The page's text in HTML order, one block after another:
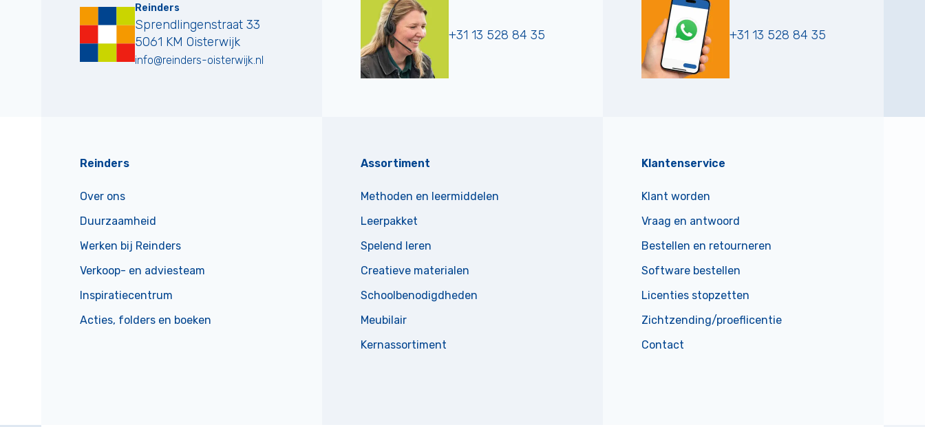
Reinders
Sprendlingenstraat 33
5061 KM Oisterwijk
info@reinders-oisterwijk.nl
+31 13 528 84 35 +31 13 528 84 35
Reinders
Over ons
Duurzaamheid
Werken bij Reinders
Verkoop- en adviesteam
Inspiratiecentrum
Acties, folders en boeken
Assortiment
Methoden en leermiddelen
Leerpakket
Spelend leren
Creatieve materialen
Schoolbenodigdheden
Meubilair
Kernassortiment
Klantenservice
Klant worden
Vraag en antwoord
Bestellen en retourneren
Software bestellen
Licenties stopzetten
Zichtzending/proeflicentie
Contact